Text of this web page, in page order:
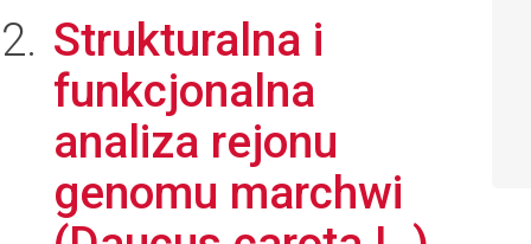
Strukturalna i
funkcjonalna
analiza rejonu
genomu marchwi